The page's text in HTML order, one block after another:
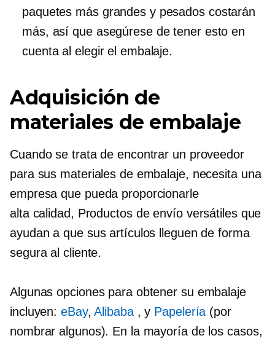
paquetes más grandes y pesados ​​costarán
más, así que asegúrese de tener esto en
cuenta al elegir el embalaje.
Adquisición de
materiales de embalaje
Cuando se trata de encontrar un proveedor
para sus materiales de embalaje, necesita una
empresa que pueda proporcionarle
alta calidad, Productos de envío versátiles que
ayudan a que sus artículos lleguen de forma
segura al cliente.
Algunas opciones para obtener su embalaje
incluyen:eBay,Alibaba , y Papelería (por
nombrar algunos). En la mayoría de los casos,